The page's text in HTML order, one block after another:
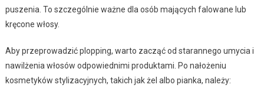
puszenia. To szczególnie ważne dla osób mających falowane lub
kręcone włosy.
Aby przeprowadzić plopping, warto zacząć od starannego umycia i
nawilżenia włosów odpowiednimi produktami. Po nałożeniu
kosmetyków stylizacyjnych, takich jak żel albo pianka, należy: